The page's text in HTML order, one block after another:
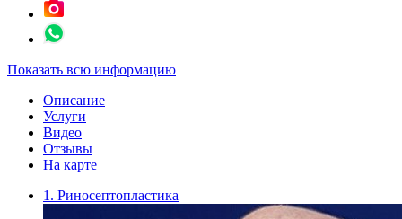
Показать всю информацию
Описание
Услуги
Видео
Отзывы
На карте
1. Риносептопластика